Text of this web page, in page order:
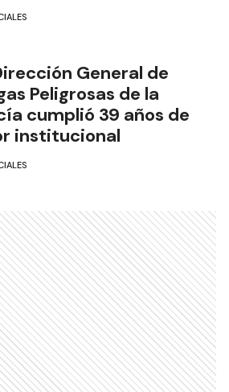
General de
Peligrosas de la
cumplió 39 años de
institucional